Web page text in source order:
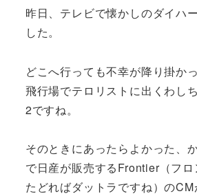
昨日、テレビで懐かしのダイハ
した。
どこへ行っても不幸が降り掛か
飛行場でテロリストに出くわし
2ですね。
そのときにあったらよかった、
で日産が販売するFrontier（フ
たどればダットラですね）のCM